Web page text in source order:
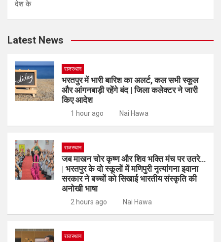
देश के
Latest News
राजस्थान
भरतपुर में भारी बारिश का अलर्ट, कल सभी स्कूल
और आंगनबाड़ी रहेंगे बंद | जिला कलेक्टर ने जारी
किए आदेश
1 hour ago Nai Hawa
राजस्थान
जब माखन चोर कृष्ण और शिव भक्ति मंच पर उतरे…
| भरतपुर के दो स्कूलों में मणिपुरी नृत्यांगना इवाना
सरकार ने बच्चों को सिखाई भारतीय संस्कृति की
अनोखी भाषा
2 hours ago Nai Hawa
राजस्थान